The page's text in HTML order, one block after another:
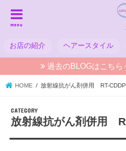
menu
お店の紹介 ヘアースタイル
過去のBLOGはこち
HOME 放射線抗がん剤併用 RT-
放射線抗がん剤併用